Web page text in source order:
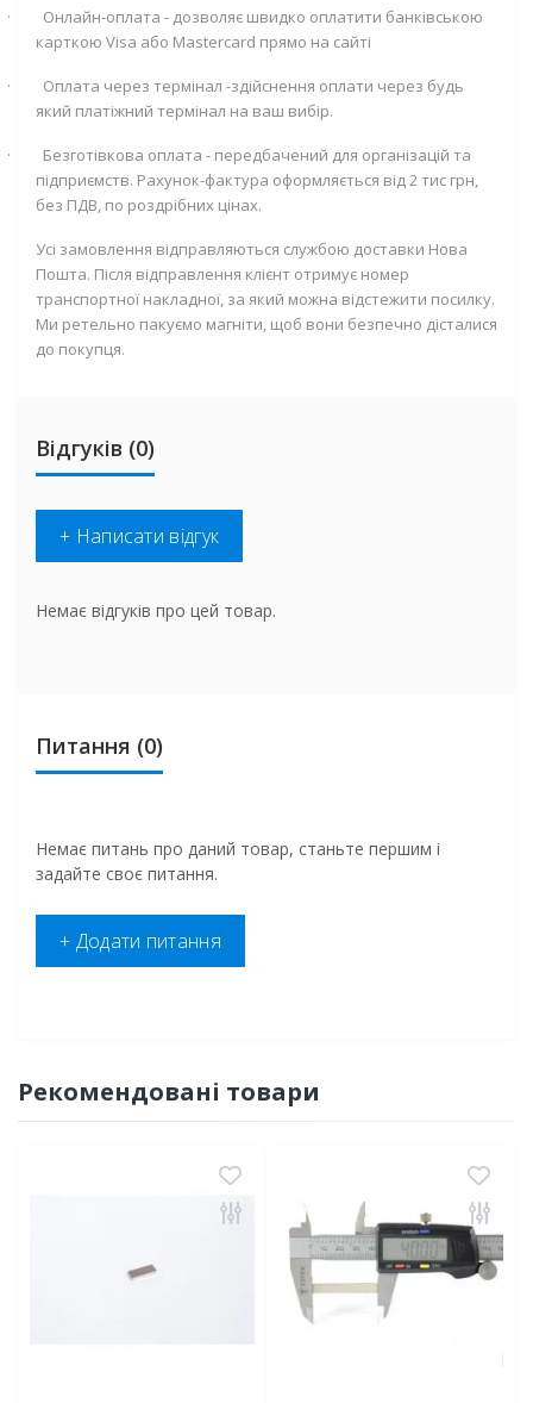
·
Онлайн-оплата - дозволяє швидко оплатити банківською
карткою Visa або Mastercard прямо на сайті
·
Оплата через термінал -здійснення оплати через будь
який платіжний термінал на ваш вибір.
·
Безготівкова оплата - передбачений для організацій та
підприємств. Рахунок-фактура оформляється від 2 тис грн,
без ПДВ, по роздрібних цінах.
Усі замовлення відправляються службою доставки Нова
Пошта. Після відправлення клієнт отримує номер
транспортної накладної, за який можна відстежити посилку.
Ми ретельно пакуємо магніти, щоб вони безпечно дісталися
до покупця.
Відгуків (0)
+ Написати відгук
Немає відгуків про цей товар.
Питання (0)
Немає питань про даний товар, станьте першим і
задайте своє питання.
+ Додати питання
Рекомендовані товари